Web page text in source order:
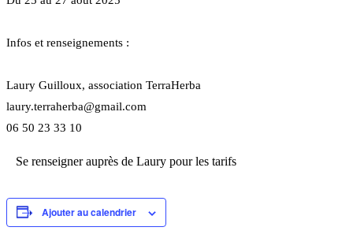
Infos et renseignements :
Laury Guilloux, association TerraHerba
laury.terraherba@gmail.com
06 50 23 33 10
Se renseigner auprès de Laury pour les tarifs
Ajouter au calendrier